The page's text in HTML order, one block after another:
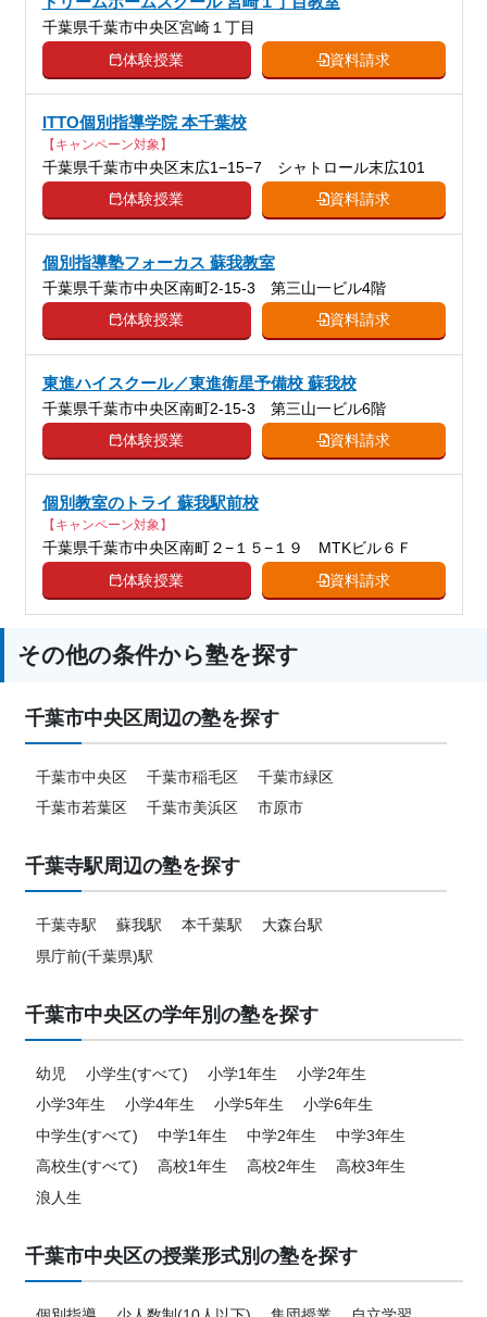
千葉県千葉市中央区宮崎１丁目
体験授業
資料請求
ITTO個別指導学院 本千葉校
【キャンペーン対象】
千葉県千葉市中央区末広1−15−7 シャトロール末広101
体験授業
資料請求
個別指導塾フォーカス 蘇我教室
千葉県千葉市中央区南町2-15-3 第三山一ビル4階
体験授業
資料請求
東進ハイスクール／東進衛星予備校 蘇我校
千葉県千葉市中央区南町2-15-3 第三山一ビル6階
体験授業
資料請求
個別教室のトライ 蘇我駅前校
【キャンペーン対象】
千葉県千葉市中央区南町２−１５−１９ MTKビル６Ｆ
体験授業
資料請求
その他の条件から塾を探す
千葉市中央区周辺の塾を探す
千葉市中央区 千葉市稲毛区
千葉市緑区
千葉市若葉区
千葉市美浜区 市原市
千葉寺駅周辺の塾を探す
千葉寺駅 蘇我駅 本千葉駅
大森台駅
県庁前(千葉県)駅
千葉市中央区の学年別の塾を探す
幼児 小学生(すべて) 小学1年生
小学2年生
小学3年生
小学4年生 小学5年生
小学6年生
中学生(すべて)
中学1年生 中学2年生
中学3年生
高校生(すべて)
高校1年生 高校2年生
高校3年生
浪人生
千葉市中央区の授業形式別の塾を探す